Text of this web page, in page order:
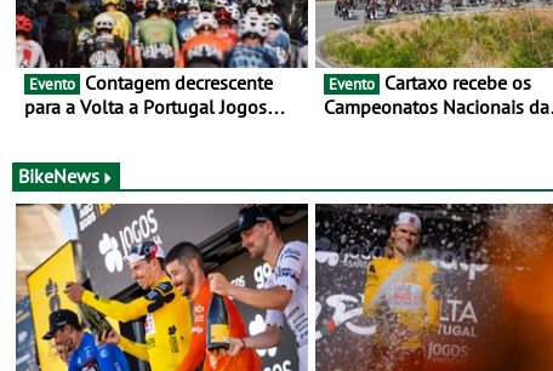
Evento
para a Volta a Portugal Jogos
Evento
Campeonatos Nacionais da
BikeNews